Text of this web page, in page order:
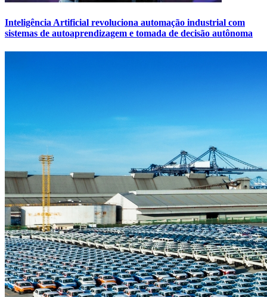
Inteligência Artificial revoluciona automação industrial com
sistemas de autoaprendizagem e tomada de decisão autônoma